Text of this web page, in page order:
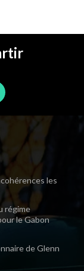
les
régime
le Gabon
de Glenn